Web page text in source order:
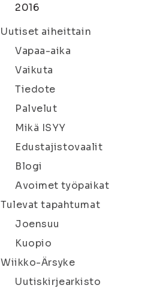
2016
Uutiset aiheittain
Vapaa-aika
Vaikuta
Tiedote
Palvelut
Mikä ISYY
Edustajistovaalit
Blogi
Avoimet työpaikat
Tulevat tapahtumat
Joensuu
Kuopio
Wiikko-Ärsyke
Uutiskirjearkisto